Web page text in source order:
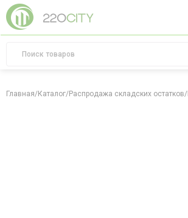
Главная/Каталог/Распродажа складских остатков/